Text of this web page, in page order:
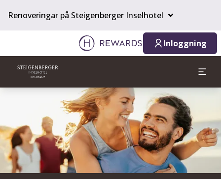
Renoveringar på Steigenberger Inselhotel
Inloggning